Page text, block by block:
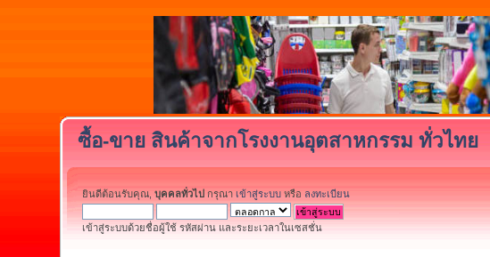
ซื้อ-ขาย สินค้าจากโรงงานอุตสาหกรรม ทั่วไทย
ยินดีต้อนรับคุณ,บุคคลทั่วไป กรุณา เข้าสู่ระบบ หรือ ลงทะเบียน
เข้าสู่ระบบด้วยชื่อผู้ใช้ รหัสผ่าน และระยะเวลาในเซสชั่น